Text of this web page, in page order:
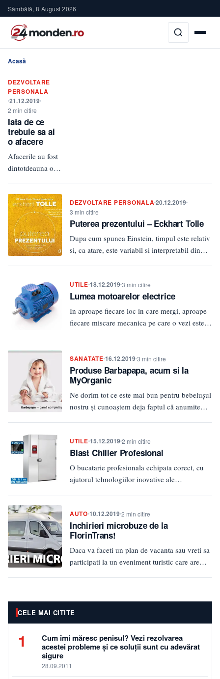
Sâmbătă, 8 August 2026
Acasă
DEZVOLTARE
PERSONALA
21.12.2019
2 min citire
Iata de ce
trebuie sa ai
o afacere
Afacerile au fost
dintotdeauna o
castig. Oamenii
care si-au dorit sa
fie independenti
si sa…
DEZVOLTARE PERSONALA20.12.2019
3 min citire
Puterea prezentului – Eckhart Tolle
Dupa cum spunea Einstein, timpul este relativ
si, ca atare, este variabil si interpretabil din
UTILE 18.12.20193 min citire
Lumea motoarelor electrice
In aproape fiecare loc in care mergi, aproape
fiecare miscare mecanica pe care o vezi este
SANATATE 16.12.20193 min citire
Produse Barbapapa, acum si la
MyOrganic
Ne dorim tot ce este mai bun pentru bebelușul
nostru și cunoaștem deja faptul că anumite
UTILE 15.12.20192 min citire
Blast Chiller Profesional
O bucatarie profesionala echipata corect, cu
ajutorul tehnologiilor inovative ale
AUTO 10.12.20192 min citire
Inchirieri microbuze de la
FlorinTrans!
Daca va faceti un plan de vacanta sau vreti sa
participati la un eveniment turistic care are
CELE MAI CITITE
1
Cum îmi măresc penisul? Vezi rezolvarea
acestei probleme și ce soluții sunt cu adevărat
sigure
28.09.2011